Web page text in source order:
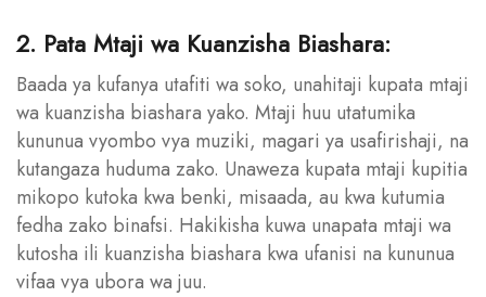
2. Pata Mtaji wa Kuanzisha Biashara:
Baada ya kufanya utafiti wa soko, unahitaji kupata mtaji
wa kuanzisha biashara yako. Mtaji huu utatumika
kununua vyombo vya muziki, magari ya usafirishaji, na
kutangaza huduma zako. Unaweza kupata mtaji kupitia
mikopo kutoka kwa benki, misaada, au kwa kutumia
fedha zako binafsi. Hakikisha kuwa unapata mtaji wa
kutosha ili kuanzisha biashara kwa ufanisi na kununua
vifaa vya ubora wa juu.